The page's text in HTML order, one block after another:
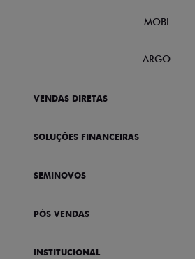
MOBI
ARGO
VENDAS DIRETAS
SOLUÇÕES FINANCEIRAS
SEMINOVOS
PÓS VENDAS
INSTITUCIONAL